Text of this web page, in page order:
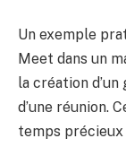
Un exemple
Meet dans un
la création
d’une réunion.
temps précieux